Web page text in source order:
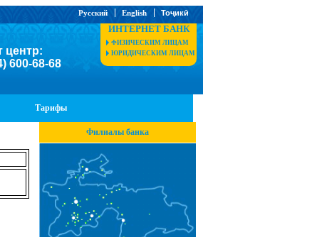
Русский English Тоҷикӣ
центр:
600-68-68
ИНТЕРНЕТ БАНК
ФИЗИЧЕСКИМ ЛИЦАМ
ЮРИДИЧЕСКИМ ЛИЦАМ
Тарифы
Филиалы банка